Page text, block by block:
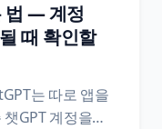
법 — 계정
때 확인할
는 따로 앱을
GPT 계정을